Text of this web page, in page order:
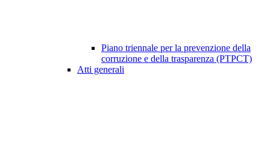
Piano triennale per la prevenzione della
corruzione e della trasparenza (PTPCT)
Atti generali